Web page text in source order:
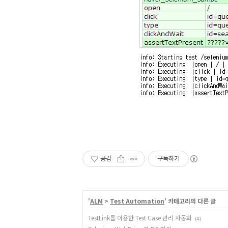
공감 구독하기
'ALM > Test Automation' 카테고리의 다른 글
TestLink를 이용한 Test Case 관리 자동화 (4)